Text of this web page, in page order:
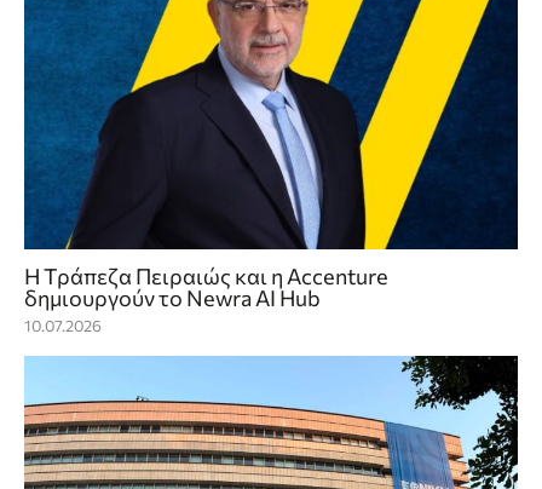
Η Τράπεζα Πειραιώς και η Accenture
δημιουργούν το Newra AI Hub
10.07.2026